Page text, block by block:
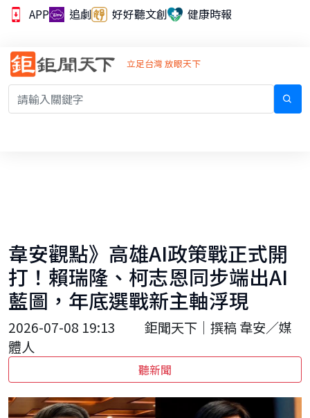
APP 追劇 好好聽文創 健康時報
立足台灣 放眼天下
韋安觀點》高雄AI政策戰正式開
打！賴瑞隆、柯志恩同步端出AI
藍圖，年底選戰新主軸浮現
2026-07-08 19:13
鉅聞天下｜撰稿 韋安／媒
體人
聽新聞